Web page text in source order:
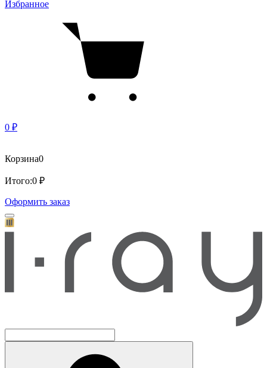
Избранное
0 ₽
Корзина0
Итого:0 ₽
Оформить заказ